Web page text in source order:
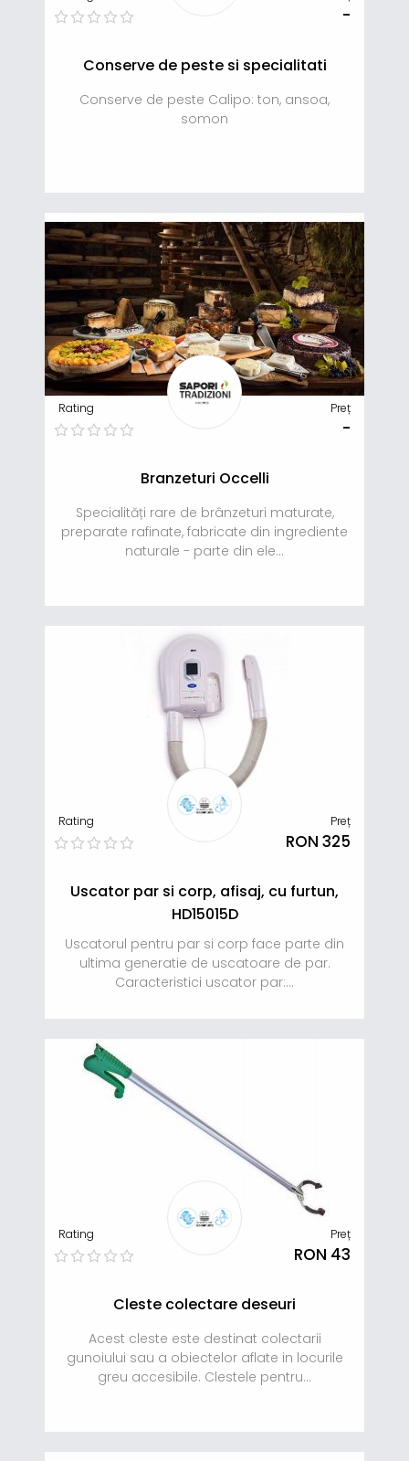
-
Conserve de peste si specialitati
Conserve de peste Calipo: ton, ansoa,
somon
Rating Preț
-
Branzeturi Occelli
Specialități rare de brânzeturi maturate,
preparate rafinate, fabricate din ingrediente
naturale - parte din ele...
Rating Preț
RON 325
Uscator par si corp, afisaj, cu furtun,
HD15015D
Uscatorul pentru par si corp face parte din
ultima generatie de uscatoare de par.
Caracteristici uscator par:...
Rating Preț
RON 43
Cleste colectare deseuri
Acest cleste este destinat colectarii
gunoiului sau a obiectelor aflate in locurile
greu accesibile. Clestele pentru...